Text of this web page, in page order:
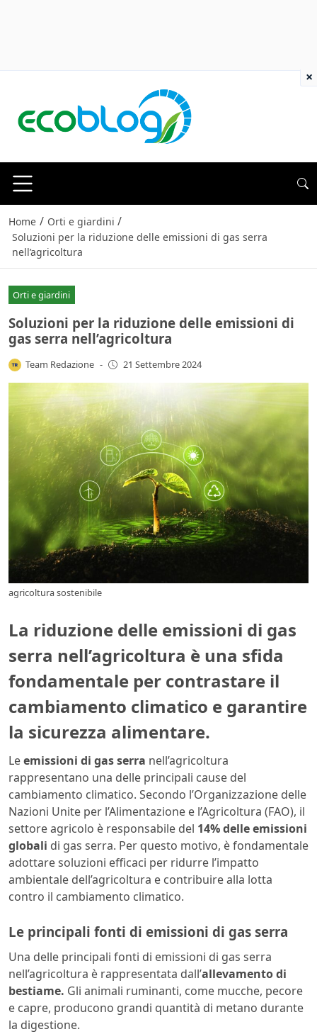
Home / Orti e giardini /
Soluzioni per la riduzione delle emissioni di gas serra
nell’agricoltura
Orti e giardini
Soluzioni per la riduzione delle emissioni di
gas serra nell’agricoltura
Team Redazione - 21 Settembre 2024
agricoltura sostenibile
La riduzione delle emissioni di gas
serra nell’agricoltura è una sfida
fondamentale per contrastare il
cambiamento climatico e garantire
la sicurezza alimentare.
Leemissioni di gas serra nell’agricoltura
rappresentano una delle principali cause del
cambiamento climatico. Secondo l’Organizzazione delle
Nazioni Unite per l’Alimentazione e l’Agricoltura (FAO), il
settore agricolo è responsabile del 14% delle emissioni
globali di gas serra. Per questo motivo, è fondamentale
adottare soluzioni efficaci per ridurre l’impatto
ambientale dell’agricoltura e contribuire alla lotta
contro il cambiamento climatico.
Le principali fonti di emissioni di gas serra
Una delle principali fonti di emissioni di gas serra
nell’agricoltura è rappresentata dall’allevamento di
bestiame. Gli animali ruminanti, come mucche, pecore
e capre, producono grandi quantità di metano durante
la digestione.
×